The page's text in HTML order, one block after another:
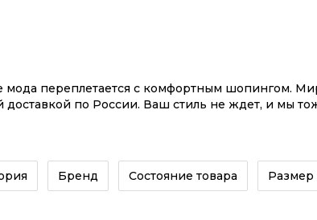
мода переплетается с комфортным шопингом.
доставкой по России. Ваш стиль не ждет, и мы
приложении OSKELLY с целой экосистемой
Бренд Состояние товара Размер